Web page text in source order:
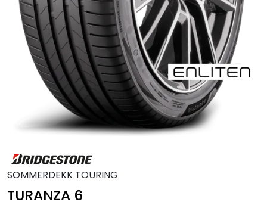
SOMMERDEKK TOURING
TURANZA 6
MC
Tilbudstorget